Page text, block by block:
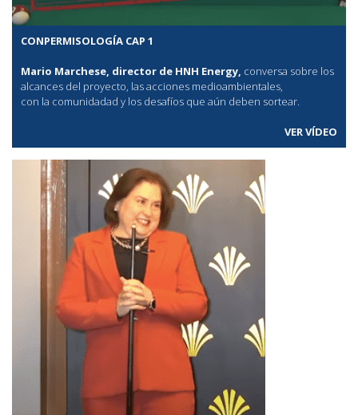
CONPERMISOLOGÍA CAP 1
Mario Marchese, director de HNH Energy, conversa sobre los
alcances del proyecto, las acciones medioambientales,
con la comunidadad y los desafíos que aún deben sortear.
VER VÍDEO